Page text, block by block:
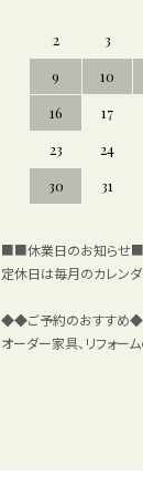
2
3
9
10
16
17
23
24
30
31
■■休業日のお知らせ
定休日は毎月のカレン
◆◆ご予約のおすす
オーダー家具、リフォー